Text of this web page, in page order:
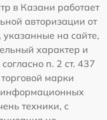
в Казани работает
авторизации от
на сайте,
характер и
п. 2 ст. 437
марки
информационных
техники, с